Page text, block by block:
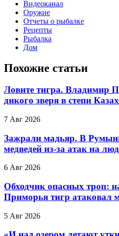
Видеоканал
Оружие
Отчеты о рыбалке
Рецепты
Рыбалка
Дом
Похожие статьи
Ловите тигра. Владимир
дикого зверя в степи
7 Авг 2026
Зажрали мадьяр. В
медведей из-за атак на
6 Авг 2026
Обходчик опасных троп:
Приморья тигр атаковал
5 Авг 2026